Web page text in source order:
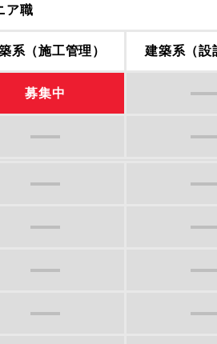
ア職
系（施工管理） 建築系（設
募集中